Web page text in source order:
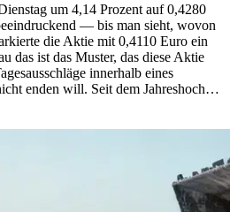
um 4,14 Prozent auf 0,4280
— bis man sieht, wovon
die Aktie mit 0,4110 Euro ein
das ist das Muster, das diese Aktie
innerhalb eines
enden will. Seit dem Jahreshoch…